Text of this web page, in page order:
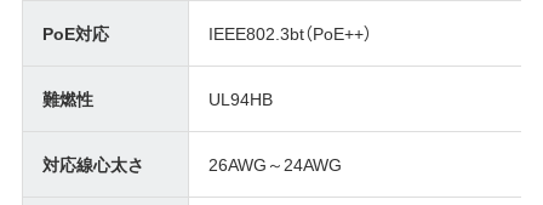
PoE対応 IEEE802.3bt（PoE++）
難燃性 UL94HB
対応線心太さ 26AWG～24AWG